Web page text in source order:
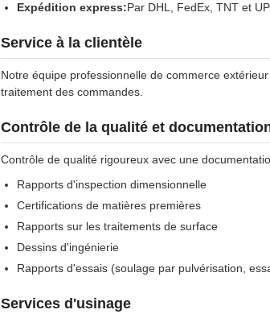
Expédition express:Par DHL, FedEx, TNT et
Service à la clientèle
Notre équipe professionnelle de commerce
traitement des commandes.
Contrôle de la qualité et
Contrôle de qualité rigoureux avec une
Rapports d'inspection dimensionnelle
Certifications de matières premières
Rapports sur les traitements de surface
Dessins d'ingénierie
Rapports d'essais (soulage par pulvérisation,
Services d'usinage